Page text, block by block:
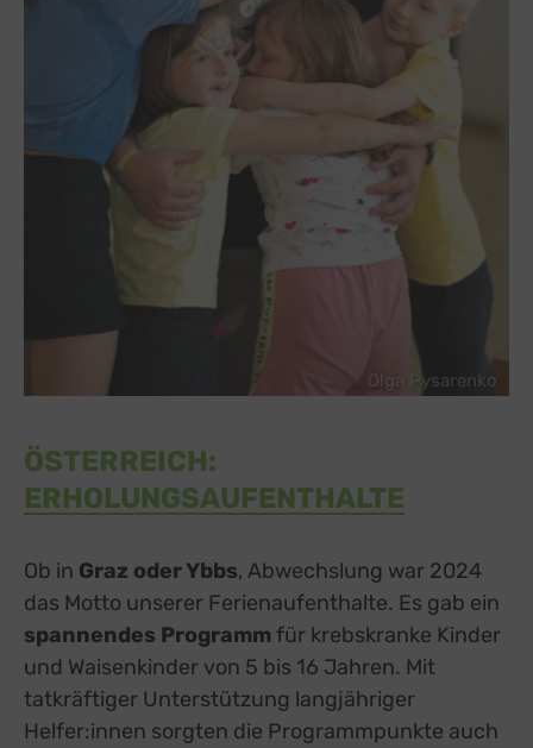
Olga Pysarenko
ÖSTERREICH:
ERHOLUNGSAUFENTHALTE
Ob in Graz oder Ybbs, Abwechslung war 2024
das Motto unserer Ferienaufenthalte. Es gab ein
spannendes Programmfür krebskranke Kinder
und Waisenkinder von 5 bis 16 Jahren. Mit
tatkräftiger Unterstützung langjähriger
Helfer:innen sorgten die Programmpunkte auch